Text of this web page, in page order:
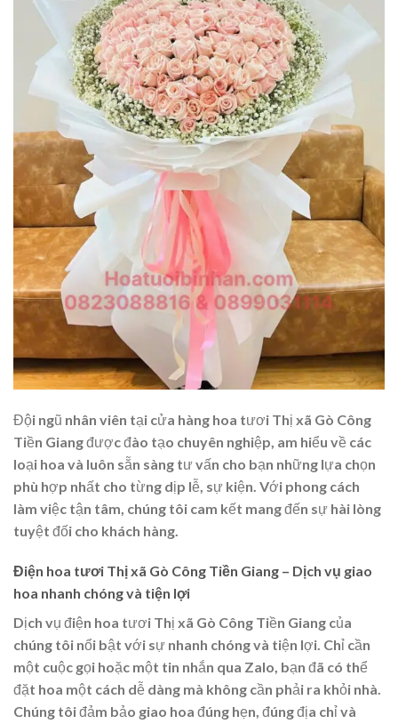
Đội ngũ nhân viên tại cửa hàng hoa tươi Thị xã Gò Công
Tiền Giang được đào tạo chuyên nghiệp, am hiểu về các
loại hoa và luôn sẵn sàng tư vấn cho bạn những lựa chọn
phù hợp nhất cho từng dịp lễ, sự kiện. Với phong cách
làm việc tận tâm, chúng tôi cam kết mang đến sự hài lòng
tuyệt đối cho khách hàng.
Điện hoa tươi Thị xã Gò Công Tiền Giang – Dịch vụ giao
hoa nhanh chóng và tiện lợi
Dịch vụ điện hoa tươi Thị xã Gò Công Tiền Giang của
chúng tôi nổi bật với sự nhanh chóng và tiện lợi. Chỉ cần
một cuộc gọi hoặc một tin nhắn qua Zalo, bạn đã có thể
đặt hoa một cách dễ dàng mà không cần phải ra khỏi nhà.
Chúng tôi đảm bảo giao hoa đúng hẹn, đúng địa chỉ và